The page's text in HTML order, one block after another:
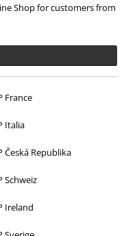
Shop for customers from
France
Italia
Česká Republika
Schweiz
Ireland
de Baño